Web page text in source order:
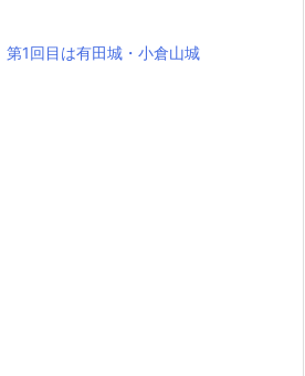
第1回目は有田城・小倉山城